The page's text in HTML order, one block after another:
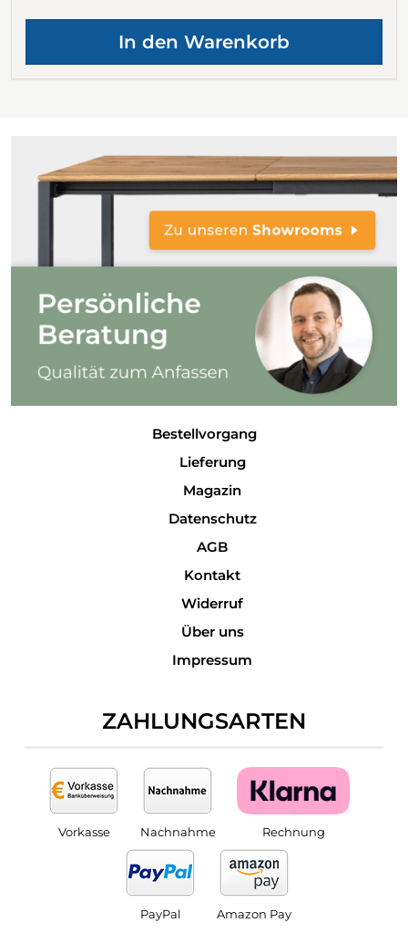
Bestellvorgang
Lieferung
Magazin
Datenschutz
AGB
Kontakt
Widerruf
Über uns
Impressum
ZAHLUNGSARTEN
Vorkasse Nachnahme Rechnung
PayPal Amazon Pay